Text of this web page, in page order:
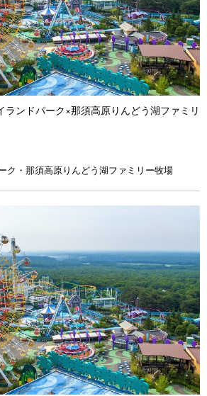
ランドパーク×那須高原りんどう湖ファミリ
ク・那須高原りんどう湖ファミリー牧場